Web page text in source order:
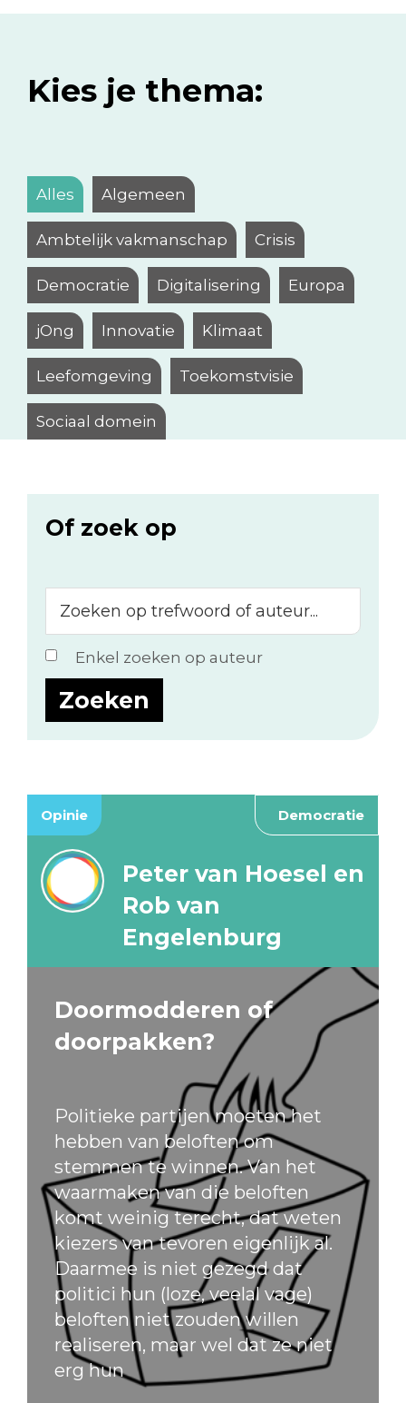
Kies je thema:
Alles Algemeen
Ambtelijk vakmanschap Crisis
Democratie Digitalisering Europa
jOng Innovatie Klimaat
Leefomgeving Toekomstvisie
Sociaal domein
Of zoek op
op
trefwoord
of
auteur...
Enkel zoeken op auteur
Opinie Democratie
Peter van Hoesel en
Rob van
Engelenburg
Doormodderen of
doorpakken?
Politieke partijen moeten het
hebben van beloften om
stemmen te winnen. Van het
waarmaken van die beloften
komt weinig terecht, dat weten
kiezers van tevoren eigenlijk al.
Daarmee is niet gezegd dat
politici hun (loze, veelal vage)
beloften niet zouden willen
realiseren, maar wel dat ze niet
erg hun